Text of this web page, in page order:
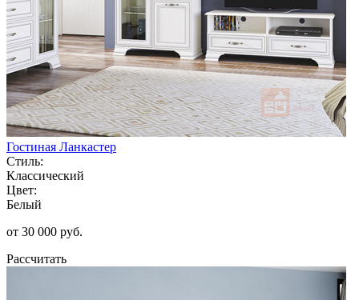
Гостиная Ланкастер
Стиль:
Классический
Цвет:
Белый
от 30 000 руб.
Рассчитать